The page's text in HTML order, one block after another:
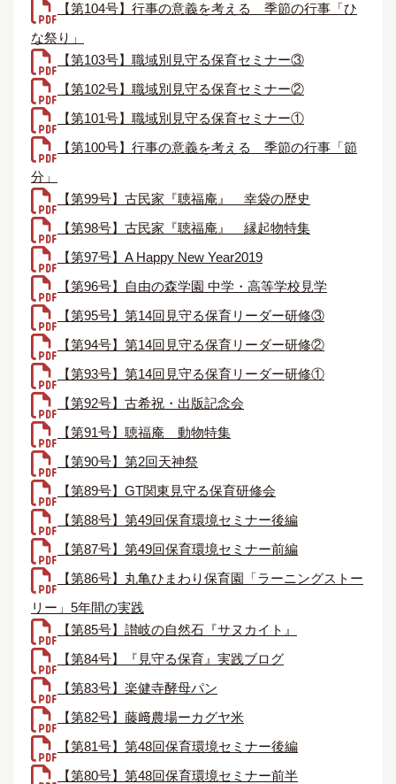
【第104号】行事の意義を考える＿季節の行事「ひ
な祭り」
【第103号】職域別見守る保育セミナー③
【第102号】職域別見守る保育セミナー②
【第101号】職域別見守る保育セミナー①
【第100号】行事の意義を考える＿季節の行事「節
分」
【第99号】古民家『聴福庵』＿幸袋の歴史
【第98号】古民家『聴福庵』＿縁起物特集
【第97号】A Happy New Year2019
【第96号】自由の森学園 中学・高等学校見学
【第95号】第14回見守る保育リーダー研修③
【第94号】第14回見守る保育リーダー研修②
【第93号】第14回見守る保育リーダー研修①
【第92号】古希祝・出版記念会
【第91号】聴福庵＿動物特集
【第90号】第2回天神祭
【第89号】GT関東見守る保育研修会
【第88号】第49回保育環境セミナー後編
【第87号】第49回保育環境セミナー前編
【第86号】丸亀ひまわり保育園「ラーニングストー
リー」5年間の実践
【第85号】讃岐の自然石『サヌカイト』
【第84号】『見守る保育』実践ブログ
【第83号】楽健寺酵母パン
【第82号】藤﨑農場ーカグヤ米
【第81号】第48回保育環境セミナー後編
【第80号】第48回保育環境セミナー前半